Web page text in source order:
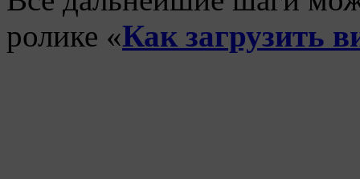
ролике «Как загрузить